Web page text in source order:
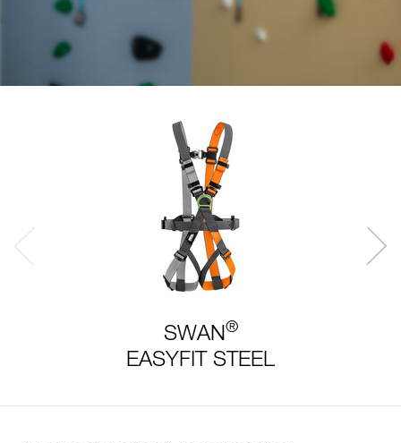
SWAN®
EASYFIT STEEL